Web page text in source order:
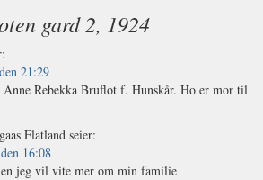
gard 2, 1924
21:29
Rebekka Bruflot f. Hunskår. Ho er mor til
Flatland seier:
16:08
jeg vil vite mer om min familie